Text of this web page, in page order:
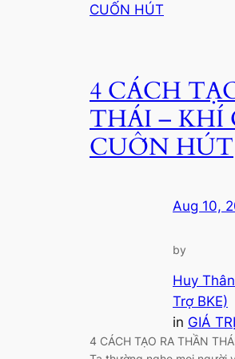
4 CÁCH
THÁI – KHÍ
CUỐN HÚT
Aug 10,
by
Huy
Trợ BKE)
in GIÁ
4 CÁCH TẠO RA THẦN